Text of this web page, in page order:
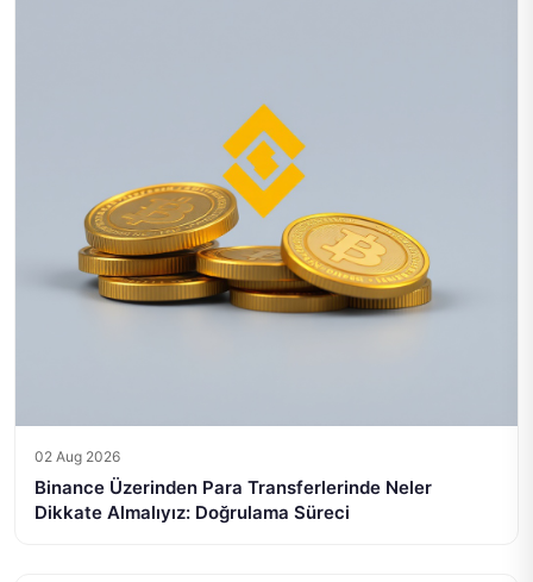
02 Aug 2026
Binance Üzerinden Para Transferlerinde Neler
Dikkate Almalıyız: Doğrulama Süreci